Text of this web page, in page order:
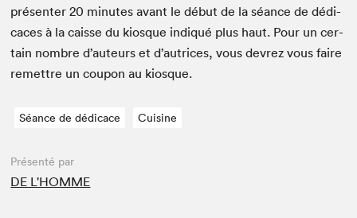
présen­ter20 min­utes avant le début de la séance de dédi­
caces à la caisse du kiosque indiqué plus haut. Pour un cer­
tain nom­bre d’auteurs et d’autrices, vous devrez vous faire
remet­tre un coupon au kiosque.
Séance de dédicace Cuisine
Présenté par
DE L'HOMME